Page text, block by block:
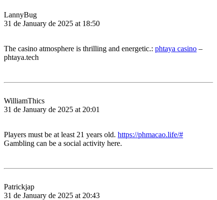
LannyBug
31 de January de 2025 at 18:50
The casino atmosphere is thrilling and energetic.: phtaya casino –
phtaya.tech
WilliamThics
31 de January de 2025 at 20:01
Players must be at least 21 years old. https://phmacao.life/#
Gambling can be a social activity here.
Patrickjap
31 de January de 2025 at 20:43